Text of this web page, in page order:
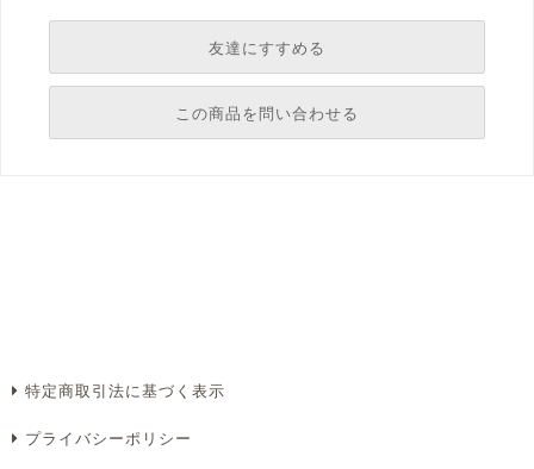
友達にすすめる
必須
この商品を問い合わせる
特定商取引法に基づく表示
プライバシーポリシー